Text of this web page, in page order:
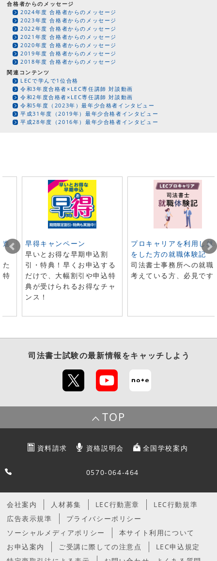
合格者からのメッセージ
2024年度 合格者からのメッセージ
2023年度 合格者からのメッセージ
2022年度 合格者からのメッセージ
2021年度 合格者からのメッセージ
2020年度 合格者からのメッセージ
2019年度 合格者からのメッセージ
2018年度 合格者からのメッセージ
関連コンテンツ
LECで学んで1位合格
令和3年度合格者×LEC専任講師 対談動画
令和2年度合格者×LEC専任講師 対談動画
令和5年度（2023年）最年少合格者インタビュー
平成31年度（2019年）最年少合格者インタビュー
平成28年度（2016年）最年少合格者インタビュー
進
特
早得キャンペーン
早いとお得な早期申込割
引・特典！早くお申込する
だけで、大幅割引や申込特
典が受けられるお得なチャ
ンス！
プロキャリアを利用し就
をした方の就職体験記
司法書士事務所への就職
考えている方、必見です
司法書士試験の最新情報をキャッチしよう
TOP
資料請求 資格説明会 全国学校案内
0570-064-464
会社案内 人材募集 LEC行動憲章
LEC行動規準
広告表示規準
プライバシーポリシー
ソーシャルメディアポリシー
本サイト利用について
お申込案内
ご受講に際しての注意点
LEC申込規定